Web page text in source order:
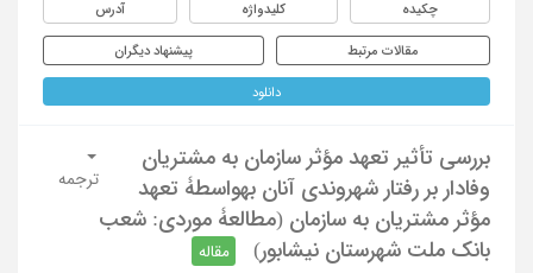
چکیده کلیدواژه آدرس
مقالات مرتبط پیشنهاد دیگران
دانلود
بررسی تأثیر تعهد مؤثر سازمان به مشتریان
وفادار بر رفتار شهروندی آنان بهواسطۀ تعهد
مؤثر مشتریان به سازمان (مطالعۀ موردی: شعب
بانک ملت شهرستان نیشابور)
مقاله
ترجمه